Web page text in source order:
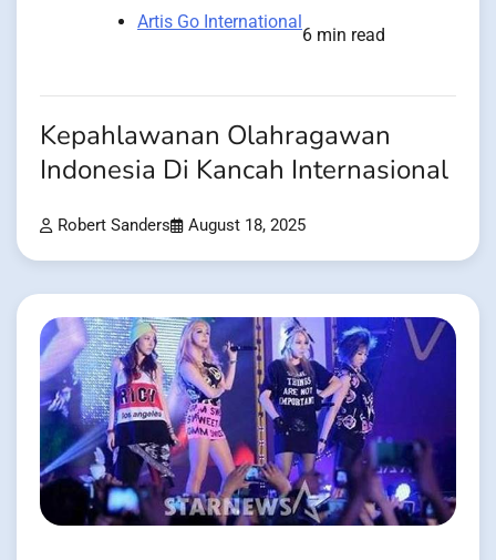
Artis Go International
6 min read
Kepahlawanan Olahragawan
Indonesia Di Kancah Internasional
Robert Sanders August 18, 2025